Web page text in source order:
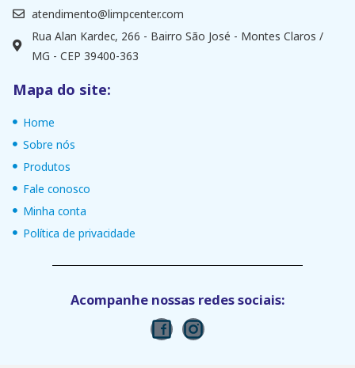
atendimento@limpcenter.com
Rua Alan Kardec, 266 - Bairro São José - Montes Claros /
MG - CEP 39400-363
Mapa do site:
Home
Sobre nós
Produtos
Fale conosco
Minha conta
Política de privacidade
Acompanhe nossas redes sociais: